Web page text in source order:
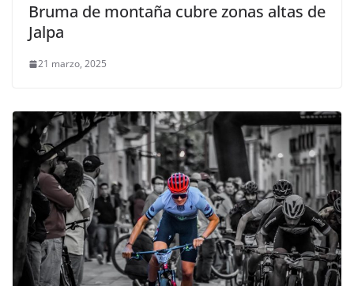
Bruma de montaña cubre zonas altas de
Jalpa
21 marzo, 2025